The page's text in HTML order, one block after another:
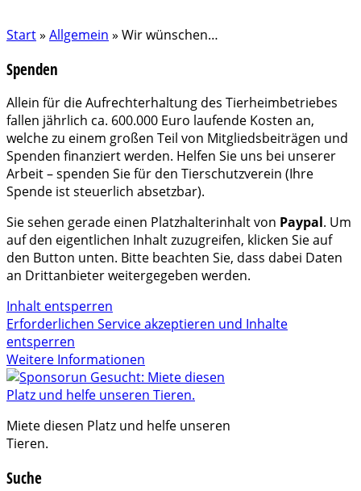
Start» Allgemein » Wir wünschen…
Spenden
Allein für die Aufrechterhaltung des Tierheimbetriebes
fallen jährlich ca. 600.000 Euro laufende Kosten an,
welche zu einem großen Teil von Mitgliedsbeiträgen und
Spenden finanziert werden. Helfen Sie uns bei unserer
Arbeit – spenden Sie für den Tierschutzverein (Ihre
Spende ist steuerlich absetzbar).
Sie sehen gerade einen Platzhalterinhalt von Paypal. Um
auf den eigentlichen Inhalt zuzugreifen, klicken Sie auf
den Button unten. Bitte beachten Sie, dass dabei Daten
an Drittanbieter weitergegeben werden.
Inhalt entsperren
Erforderlichen Service akzeptieren und Inhalte
entsperren
Weitere Informationen
Miete diesen Platz und helfe unseren
Tieren.
Suche